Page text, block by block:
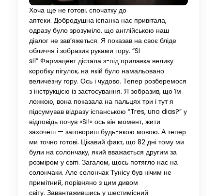
Хоча ще не готові, спочатку до
аптеки. Добродушна іспанка нас привітала,
одразу було зрозуміло, що англійською наш
діалог не зав’яжеться. Я показав на своє бліде
обличчя і зобразив руками гору. “Si
si!” Фармацевт дістала з-під прилавка велику
коробку пігулок, на якій було намальовано
величезну гору. Ось і чудово. Тепер розберемося
з інструкцією із застосування. Я зобразив, що їм
ложкою, вона показала на пальцях три і тут я
підсумував відразу іспанською “Tres, uno dias?” у
відповідь почув «Si!» ось він момент, жити
захочеш — заговориш будь-якою мовою. А тепер
ми точно готові. Цікавий факт, що 82 дні тому ми
були на солончаку, який вважається другим за
розміром у світі. Загалом, щось потягло нас на
солончаки. Але солончак Тунісу був нічим не
примітний, порівняно з цим дивом
світу. Завантажившись у шестимісний